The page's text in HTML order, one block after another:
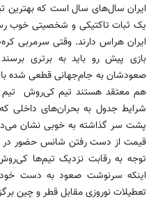
ایران سال‌های ‌سال است که بهترین
یک ثبات تاکتیکی و شخصیتی خوب
ایران هراس دارند. وقتی سرمربی
بازی پیش رو باید به برتری
صعودشان به جام‌جهانی قطعی شده
هم معتقد هستند تیم کی‌روش تیم
شرایط جدول به بحران‌های داخلی
پشت سر گذاشته به خوبی نشان
قیمت از دست رفتن شانس حضور در
توجه به رقابت نزدیک تیم‌ها
اینکه سرنوشت صعود به دست
تعطیلات نوروزی مقابل قطر و چین